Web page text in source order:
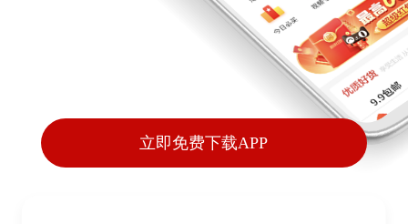
立即免费下载APP